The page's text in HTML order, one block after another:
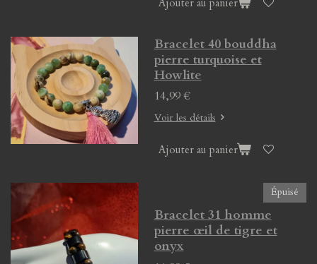
Ajouter au panier
Bracelet 40 bouddha
pierre turquoise et
Howlite
14,99 €
Voir les détails
Ajouter au panier
Épuisé
Bracelet 31 homme
pierre œil de tigre et
onyx